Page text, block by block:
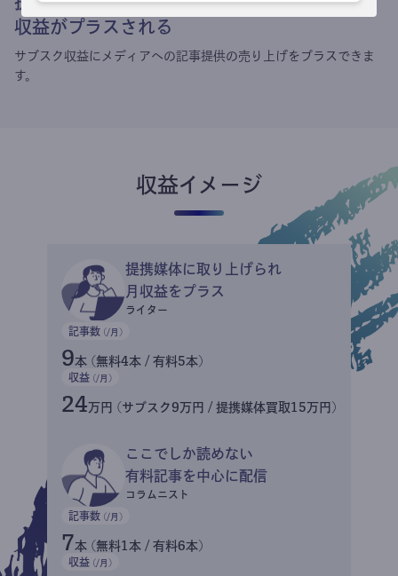
収益がプラスされる
サブスク収益にメディアへの記事提供の売り上げをプラスできま
す。
収益イメージ
提携媒体に取り上げられ
月収益をプラス
ライター
記事数 (/月)
9本 (無料4本 / 有料5本)
収益 (/月)
24万円 (サブスク9万円 / 提携媒体買取15万円)
ここでしか読めない
有料記事を中心に配信
コラムニスト
記事数 (/月)
7本 (無料1本 / 有料6本)
収益 (/月)